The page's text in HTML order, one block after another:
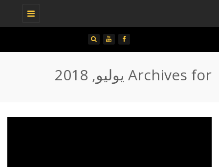
Toggle
Archives for يوليو, 2018